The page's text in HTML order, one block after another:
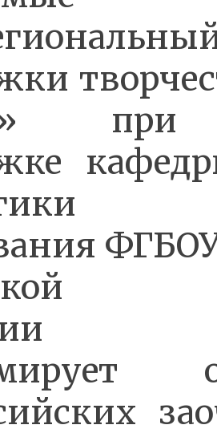
при